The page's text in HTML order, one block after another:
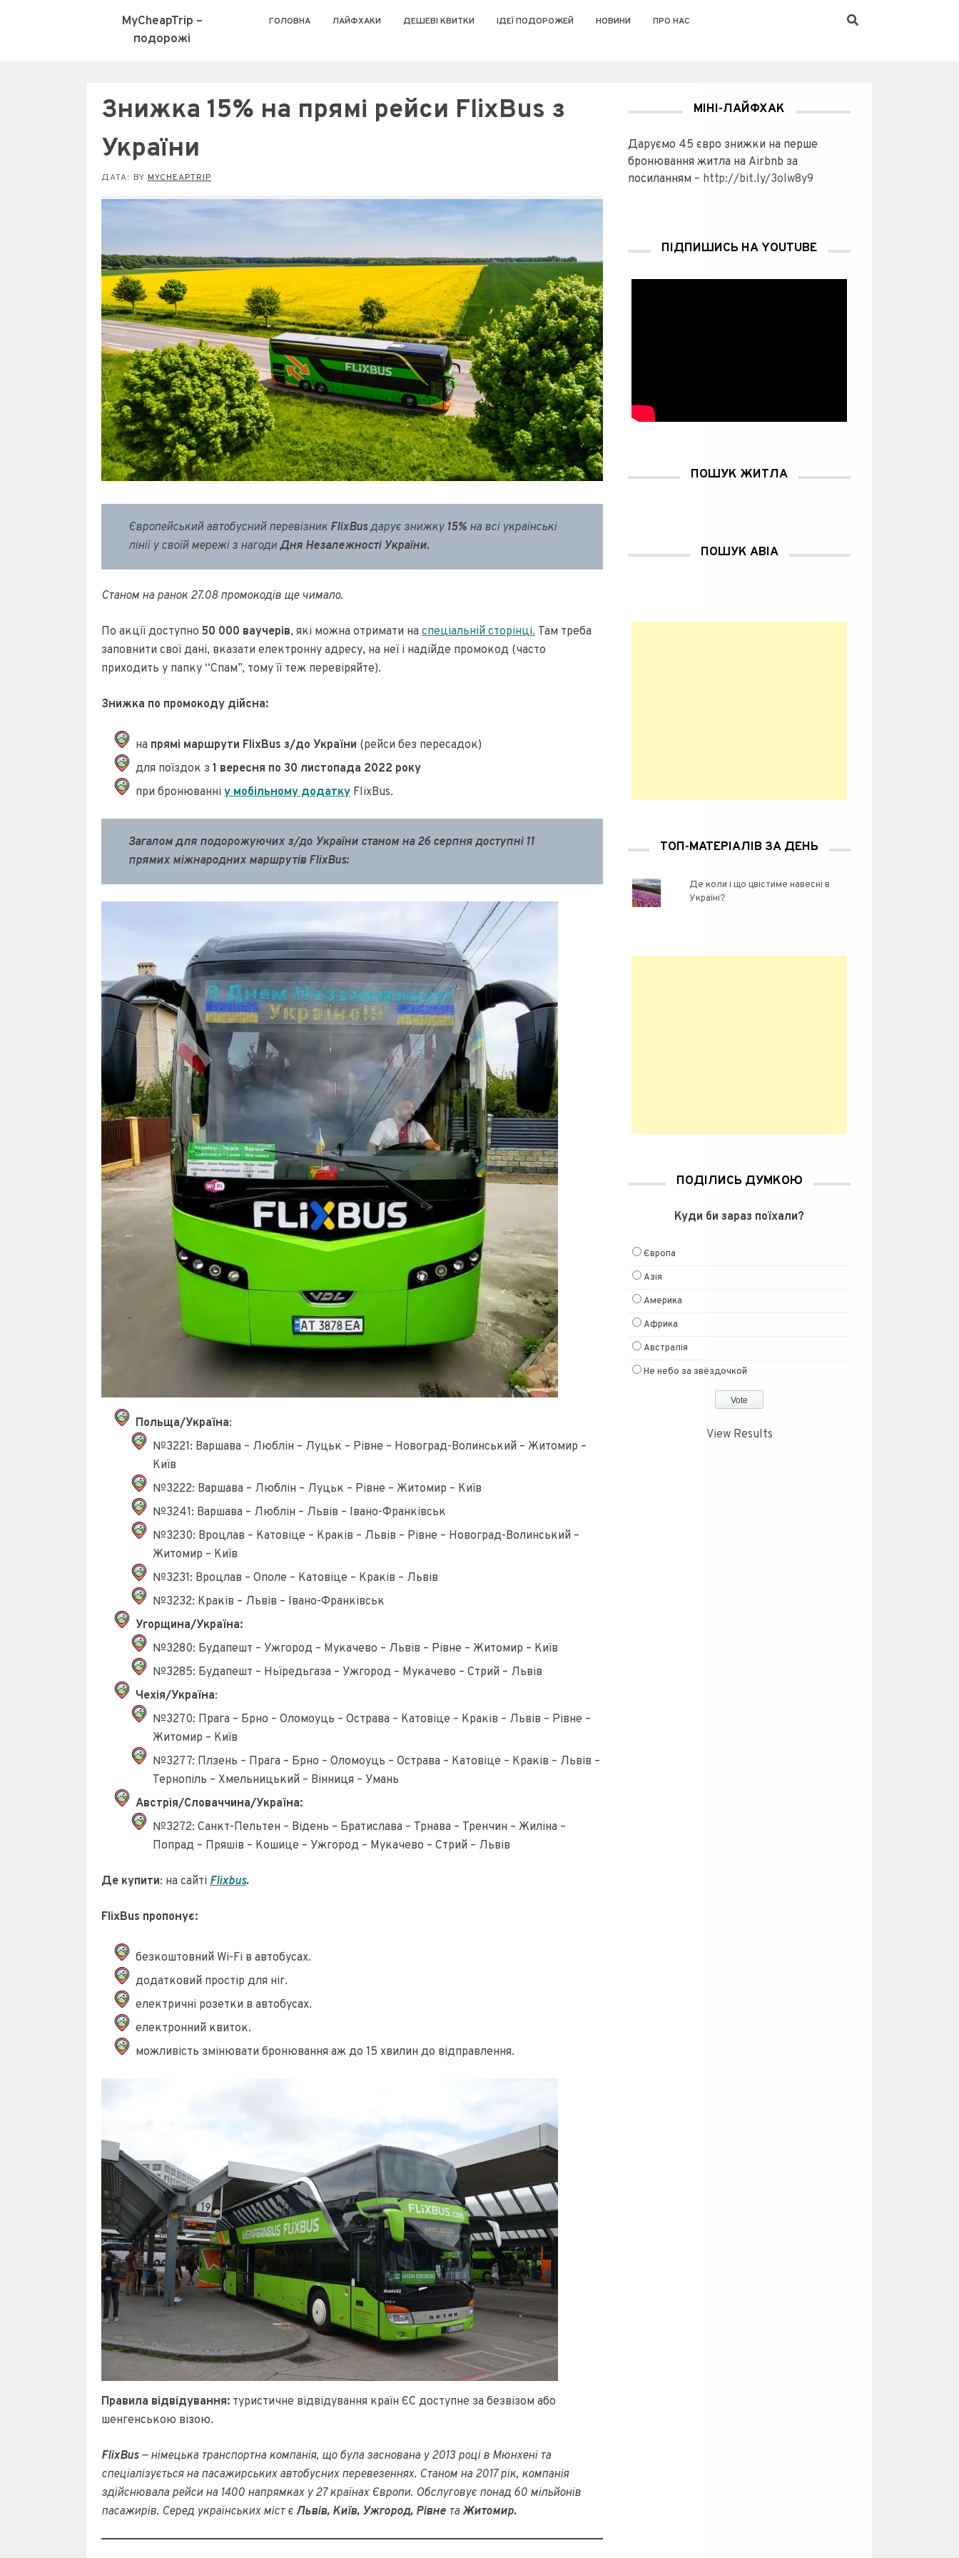
MyCheapTrip –
подорожі
ГОЛОВНА ЛАЙФХАКИ ДЕШЕВІ КВИТКИ ІДЕЇ ПОДОРОЖЕЙ НОВИНИ ПРО НАС
Знижка 15% на прямі рейси FlixBus з
України
ДАТА: BY MYCHEAPTRIP
Європейський автобусний перевізник FlixBusдарує знижку 15% на всі українські
лінії у своїй мережі з нагодиДня Незалежності України.
Станом на ранок 27.08 промокодів ще чимало.
По акції доступно 50 000 ваучерів, які можна отримати на спеціальній сторінці. Там треба
заповнити свої дані, вказати електронну адресу, на неї і надійде промокод (часто
приходить у папку “Спам”, тому її теж перевіряйте).
Знижка по промокоду дійсна:
на прямі маршрути FlixBus з/до України (рейси без пересадок)
для поїздок з 1 вересня по 30 листопада 2022 року
при бронюванні у мобільному додатку FlixBus.
Загалом для подорожуючих з/до України станом на 26 серпня доступні 11
прямих міжнародних маршрутів FlixBus:
Польща/Україна:
№3221: Варшава – Люблін – Луцьк – Рівне – Новоград-Волинський – Житомир –
Київ
№3222: Варшава – Люблін – Луцьк – Рівне – Житомир – Київ
№3241: Варшава – Люблін – Львів – Івано-Франківськ
№3230: Вроцлав – Катовіце – Краків – Львів – Рівне – Новоград-Волинський –
Житомир – Київ
№3231: Вроцлав – Ополе – Катовіце – Краків – Львів
№3232: Краків – Львів – Івано-Франківськ
Угорщина/Україна:
№3280: Будапешт – Ужгород – Мукачево – Львів – Рівне – Житомир – Київ
№3285: Будапешт – Ньїредьгаза – Ужгород – Мукачево – Стрий – Львів
Чехія/Україна:
№3270: Прага – Брно – Оломоуць – Острава – Катовіце – Краків – Львів – Рівне –
Житомир – Київ
№3277: Плзень – Прага – Брно – Оломоуць – Острава – Катовіце – Краків – Львів –
Тернопіль – Хмельницький – Вінниця – Умань
Австрія/Словаччина/Україна:
№3272: Санкт-Пельтен – Відень – Братислава – Трнава – Тренчин – Жиліна –
Попрад – Пряшів – Кошице – Ужгород – Мукачево – Стрий – Львів
Де купити: на сайті Flixbus.
FlixBus пропонує:
безкоштовний Wi-Fi в автобусах.
додатковий простір для ніг.
електричні розетки в автобусах.
електронний квиток.
можливість змінювати бронювання аж до 15 хвилин до відправлення.
Правила відвідування: туристичне відвідування країн ЄС доступне за безвізом або
шенгенською візою.
FlixBus — німецька транспортна компанія, що була заснована у 2013 році в Мюнхені та
спеціалізується на пасажирських автобусних перевезеннях. Станом на 2017 рік, компанія
здійснювала рейси на 1400 напрямках у 27 країнах Європи. Обслуговує понад 60 мільйонів
пасажирів. Серед українських міст є Львів, Київ, Ужгород, Рівне та Житомир.
МІНІ-ЛАЙФХАК
Даруємо 45 євро знижки на перше
бронювання житла на Airbnb за
посиланням – http://bit.ly/3olw8y9
ПІДПИШИСЬ НА YOUTUBE
ПОШУК ЖИТЛА
ПОШУК АВІА
ТОП-МАТЕРІАЛІВ ЗА ДЕНЬ
Де коли і що цвістиме навесні в
Україні?
ПОДІЛИСЬ ДУМКОЮ
Куди би зараз поїхали?
Європа
Азія
Америка
Африка
Австралія
Не небо за звёздочкой
View Results